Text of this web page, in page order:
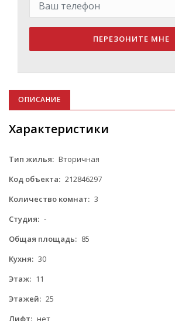
ПЕРЕЗОНИТЕ МНЕ
ОПИСАНИЕ
Характеристики
Тип жилья: Вторичная
Код объекта: 212846297
Количество комнат: 3
Студия: -
Общая площадь: 85
Кухня: 30
Этаж: 11
Этажей: 25
Лифт: нет